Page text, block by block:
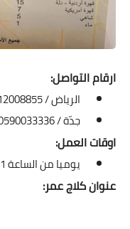
ارقام التواصل:
الرياض / 0112008855
جدّة / 0590033336
اوقات العمل:
يوميا من الساعة 11 صباحا وحتى الساعة 12 منتصف الليل
عنوان كلاج عمر: